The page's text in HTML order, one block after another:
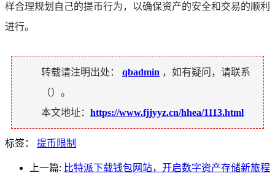
样合理规划自己的提币行为，以确保资产的安全和交易的顺利
进行。
转载请注明出处： qbadmin ，如有疑问，请联系
（）。
本文地址： https://www.fjjyyz.cn/hhea/1113.html
标签： 提币限制
上一篇: 比特派下载钱包网站，开启数字资产存储新旅程